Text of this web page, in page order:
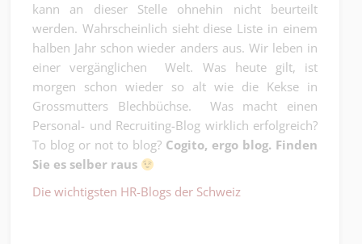
kann an dieser Stelle ohnehin nicht beurteilt
werden. Wahrscheinlich sieht diese Liste in einem
halben Jahr schon wieder anders aus. Wir leben in
einer vergänglichen Welt. Was heute gilt, ist
morgen schon wieder so alt wie die Kekse in
Grossmutters Blechbüchse. Was macht einen
Personal- und Recruiting-Blog wirklich erfolgreich?
To blog or not to blog? Cogito, ergo blog. Finden
Sie es selber raus
Die wichtigsten HR-Blogs der Schweiz